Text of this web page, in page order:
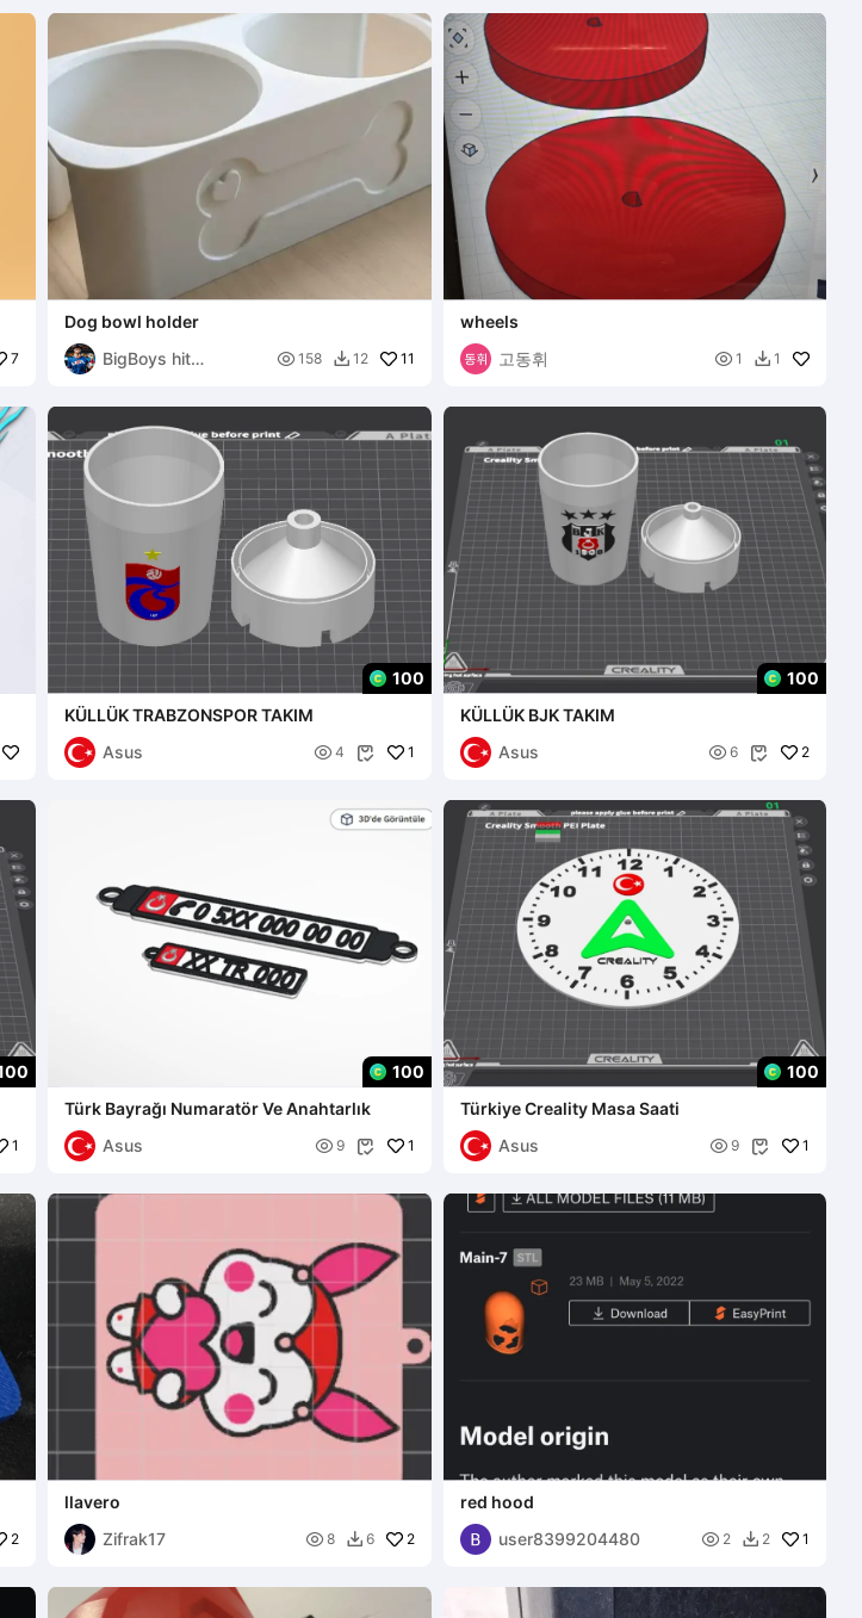
7
Dog bowl holder
BigBoys hit
 158  12 11
wheels
고동휘
 1  1
100
KÜLLÜK TRABZONSPOR TAKIM
Asus
 4  1
100
KÜLLÜK BJK TAKIM
Asus
 6  2
1
100
Türk Bayrağı Numaratör Ve Anahtarlık
Asus
 9  1
100
Türkiye Creality Masa Saati
Asus
 9  1
2
llavero
Zifrak17
 8  6 2
red hood
user8399204480
 2  2 1